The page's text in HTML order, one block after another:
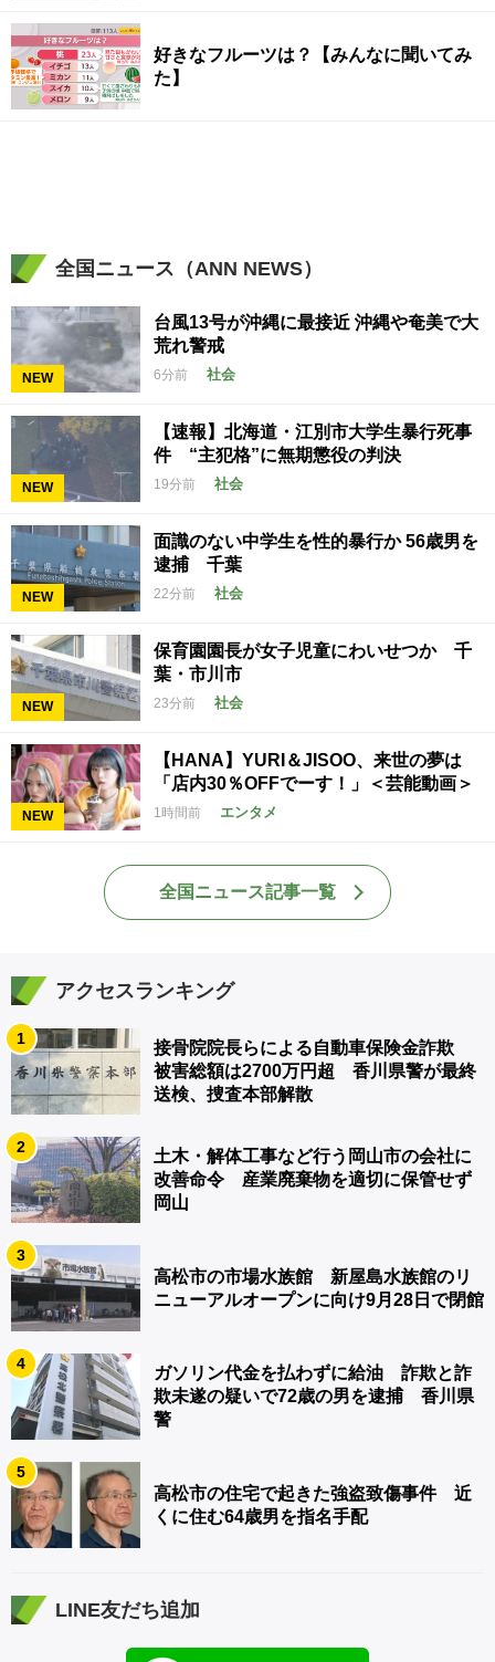
好きなフルーツは？【みんなに聞いてみ
た】
全国ニュース（ANN NEWS）
NEW
台風13号が沖縄に最接近 沖縄や奄美で大
荒れ警戒
6分前 社会
NEW
【速報】北海道・江別市大学生暴行死事
件 “主犯格”に無期懲役の判決
19分前 社会
NEW
面識のない中学生を性的暴行か 56歳男を
逮捕 千葉
22分前 社会
NEW
保育園園長が女子児童にわいせつか 千
葉・市川市
23分前 社会
NEW
【HANA】YURI＆JISOO、来世の夢は
「店内30％OFFでーす！」＜芸能動画＞
1時間前 エンタメ
全国ニュース記事一覧
アクセスランキング
1
接骨院院長らによる自動車保険金詐欺
被害総額は2700万円超 香川県警が最終
送検、捜査本部解散
2
土木・解体工事など行う岡山市の会社に
改善命令 産業廃棄物を適切に保管せず
岡山
3
高松市の市場水族館 新屋島水族館のリ
ニューアルオープンに向け9月28日で閉館
4
ガソリン代金を払わずに給油 詐欺と詐
欺未遂の疑いで72歳の男を逮捕 香川県
警
5
高松市の住宅で起きた強盗致傷事件 近
くに住む64歳男を指名手配
LINE友だち追加